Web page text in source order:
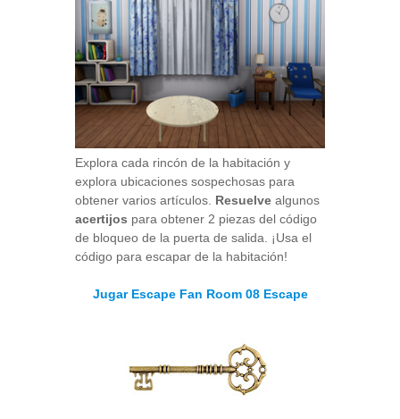
Explora cada rincón de la habitación y
explora ubicaciones sospechosas para
obtener varios artículos. Resuelve algunos
acertijos para obtener 2 piezas del código
de bloqueo de la puerta de salida. ¡Usa el
código para escapar de la habitación!
Jugar Escape Fan Room 08 Escape